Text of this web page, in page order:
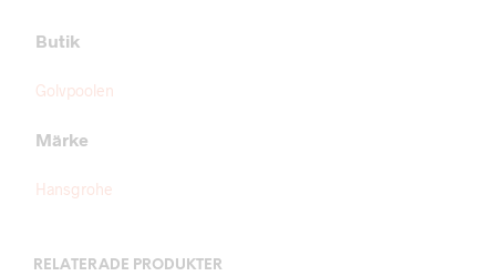
Butik
Golvpoolen
Märke
Hansgrohe
RELATERADE PRODUKTER